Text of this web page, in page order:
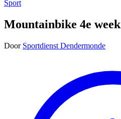
Sport
Mountainbike 4e week
Door Sportdienst Dendermonde